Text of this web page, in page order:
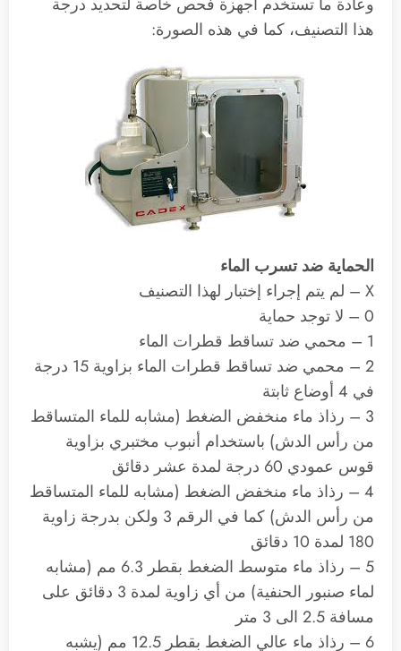
وعادة ما تستخدم أجهزة فحص خاصة لتحديد درجة
هذا التصنيف، كما في هذه الصورة:
الحماية ضد تسرب الماء
X – لم يتم إجراء إختبار لهذا التصنيف
0 – لا توجد حماية
1 – محمي ضد تساقط قطرات الماء
2 – محمي ضد تساقط قطرات الماء بزاوية 15 درجة
في 4 أوضاع ثابتة
3 – رذاذ ماء منخفض الضغط (مشابه للماء المتساقط
من رأس الدش) باستخدام أنبوب مختبري بزاوية
قوس عمودي 60 درجة لمدة عشر دقائق
4 – رذاذ ماء منخفض الضغط (مشابه للماء المتساقط
من رأس الدش) كما في الرقم 3 ولكن بدرجة زاوية
180 لمدة 10 دقائق
5 – رذاذ ماء متوسط الضغط ​​بقطر 6.3 مم (مشابه
لماء صنبور الحنفية) من أي زاوية لمدة 3 دقائق على
مسافة 2.5 الى 3 متر
6 – رذاذ ماء عالي الضغط بقطر 12.5 مم (يشبه